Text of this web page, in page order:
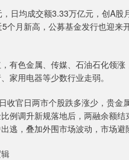
均成交额3.33万亿元，创A股
个月新高，公募基金发行也迎
色金属、传媒、石油石化领涨
家用电器等少数行业走弱。
官日两市个股跌多涨少，贵金
例调升新规落地后，两融余额
逃，叠加外围市场波动，市场避